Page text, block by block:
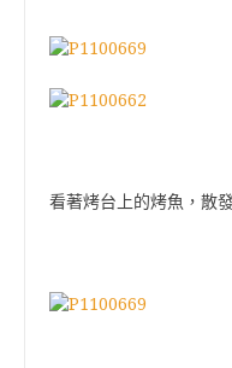
看著烤台上的烤魚，散